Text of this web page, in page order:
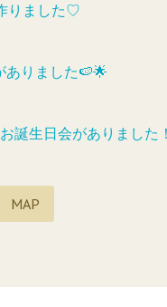
りました♡
ありました🍉🌟
誕生日会がありました
MAP